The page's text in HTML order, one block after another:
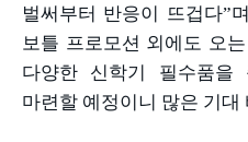
벌써부터 반응이 뜨겁다”며
보틀 프로모션 외에도 오는
다양한 신학기 필수품
마련할 예정이니 많은 기대